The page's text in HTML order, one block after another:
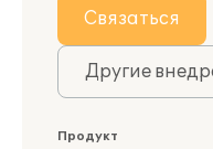
Связаться
Другие
Продукт